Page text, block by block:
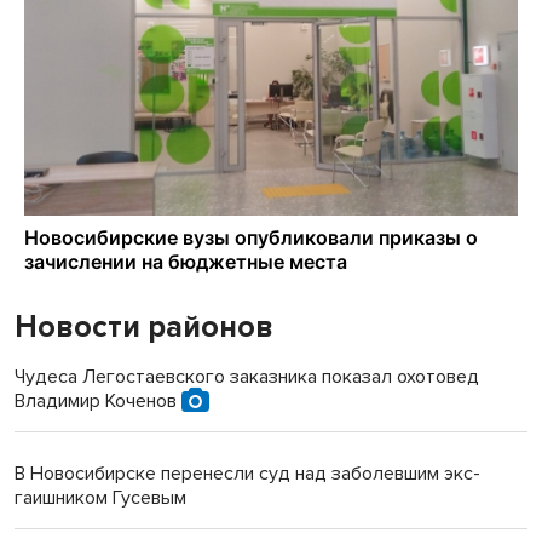
Новости районов
Чудеса Легостаевского заказника показал охотовед
Владимир Коченов
В Новосибирске перенесли суд над заболевшим экс-
гаишником Гусевым